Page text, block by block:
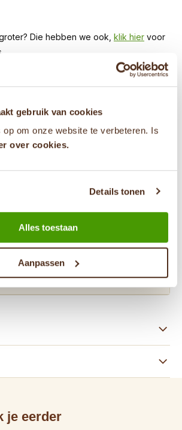
gebruik van cookies
om onze website te verbeteren. Is
over cookies.
Details tonen
Alles toestaan
Aanpassen
Die hebben we ook, klik hier voor
is biologisch afbreekbaar.
je eerder